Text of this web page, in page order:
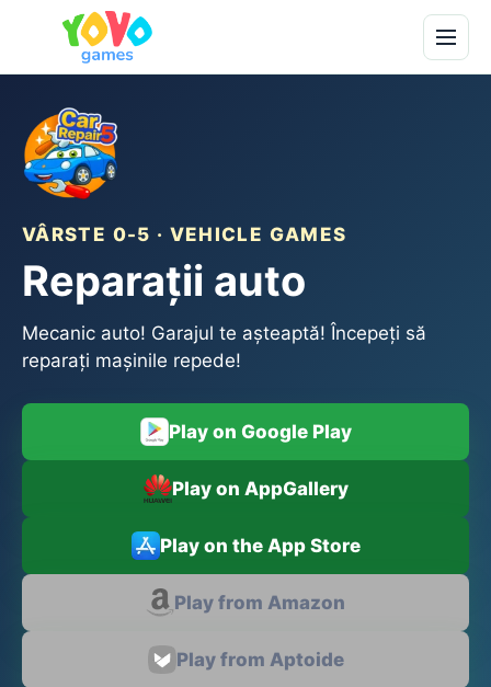
VÂRSTE 0-5 · VEHICLE GAMES
Reparații auto
Mecanic auto! Garajul te așteaptă! Începeți să
reparați mașinile repede!
Play on Google Play
Play on AppGallery
Play on the App Store
Play from Amazon
Play from Aptoide